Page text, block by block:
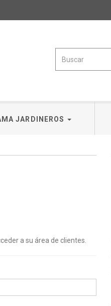
JARDINEROS
a su área de clientes.